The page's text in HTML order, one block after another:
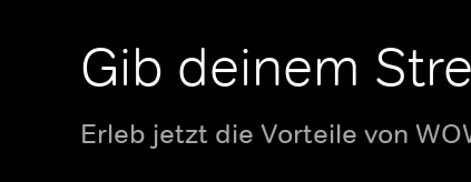
Gib deinem
Erleb jetzt die Vorteile von